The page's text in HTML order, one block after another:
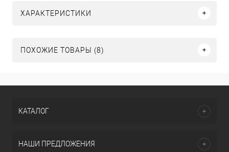
ХАРАКТЕРИСТИКИ
ПОХОЖИЕ ТОВАРЫ (8)
КАТАЛОГ
НАШИ ПРЕДЛОЖЕНИЯ